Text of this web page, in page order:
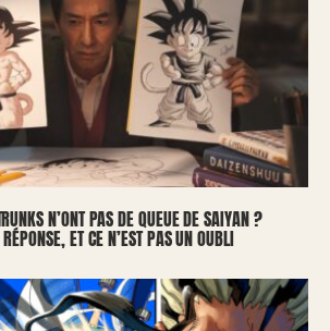
N’ONT PAS DE QUEUE DE SAIYAN ?
ET CE N’EST PAS UN OUBLI